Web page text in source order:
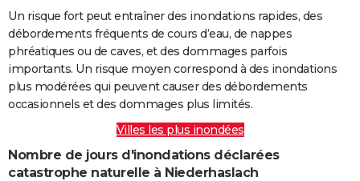
Un risque fort peut entraîner des inondations rapides, des
débordements fréquents de cours d’eau, de nappes
phréatiques ou de caves, et des dommages parfois
importants. Un risque moyen correspond à des inondations
plus modérées qui peuvent causer des débordements
occasionnels et des dommages plus limités.
Villes les plus inondées
Nombre de jours d'inondations déclarées
catastrophe naturelle à Niederhaslach